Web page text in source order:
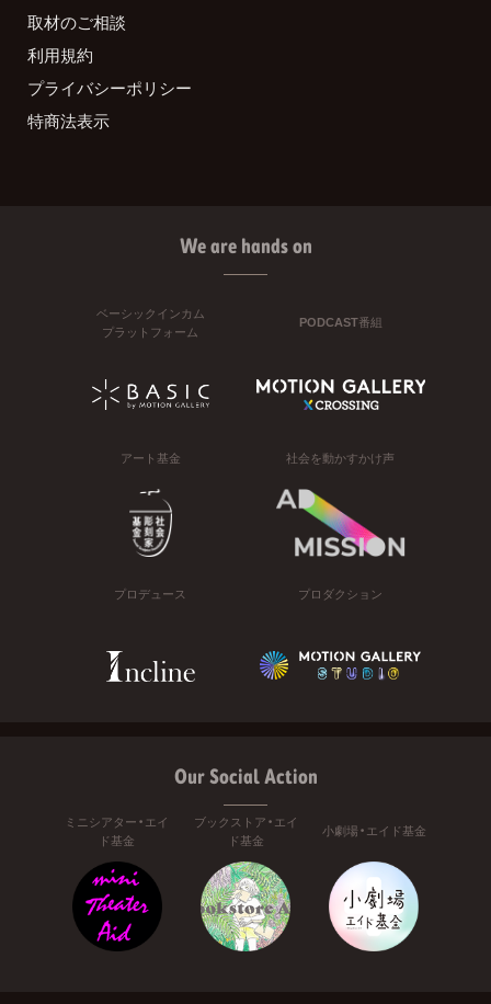
取材のご相談
利用規約
プライバシーポリシー
特商法表示
We are hands on
ベーシックインカム
プラットフォーム
PODCAST番組
アート基金 社会を動かすかけ声
プロデュース プロダクション
Our Social Action
ミニシアター・エイ
ド基金
ブックストア・エイ
ド基金
小劇場・エイド基金